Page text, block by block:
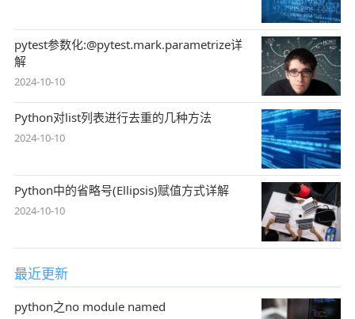
pytest参数化:@pytest.mark.parametrize详
解
2024-10-10
Python对list列表进行去重的几种方法
2024-10-10
Python中的省略号(Ellipsis)赋值方式详解
2024-10-10
最近更新
python之no module named